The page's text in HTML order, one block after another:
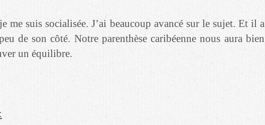
me suis socialisée. J’ai beaucoup avancé sur le sujet. Et il a
de son côté. Notre parenthèse caribéenne nous aura bien
un équilibre.